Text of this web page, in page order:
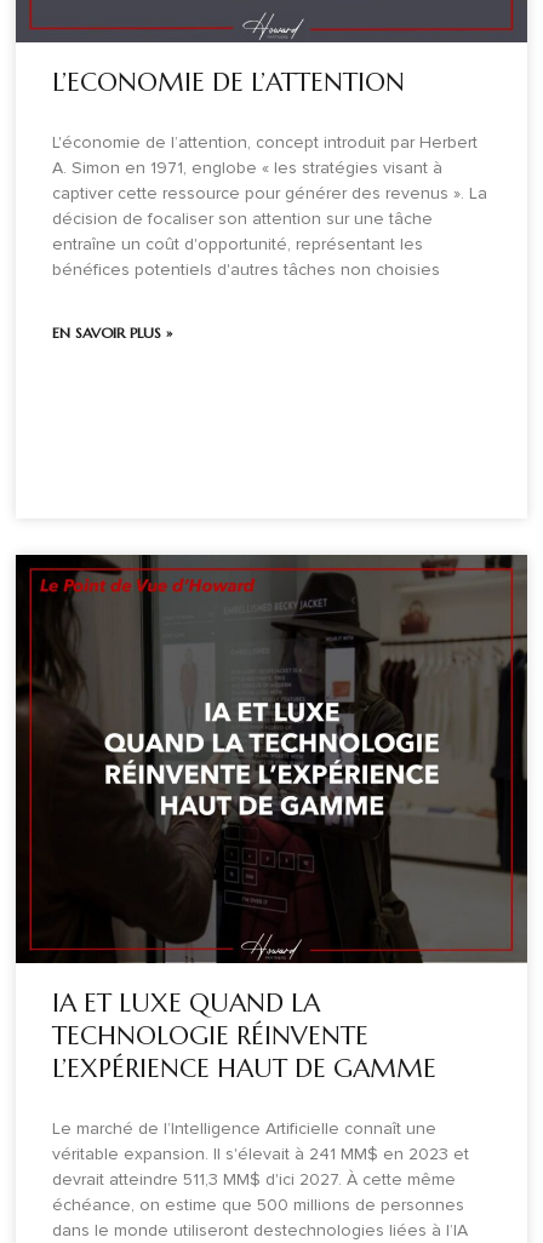
L’ECONOMIE DE L’ATTENTION
L'économie de l’attention, concept introduit par Herbert
A. Simon en 1971, englobe « les stratégies visant à
captiver cette ressource pour générer des revenus ». La
décision de focaliser son attention sur une tâche
entraîne un coût d'opportunité, représentant les
bénéfices potentiels d'autres tâches non choisies
EN SAVOIR PLUS »
IA ET LUXE QUAND LA
TECHNOLOGIE RÉINVENTE
L’EXPÉRIENCE HAUT DE GAMME
Le marché de l’Intelligence Artificielle connaît une
véritable expansion. Il s'élevait à 241 MM$ en 2023 et
devrait atteindre 511,3 MM$ d'ici 2027. À cette même
échéance, on estime que 500 millions de personnes
dans le monde utiliseront destechnologies liées à l’IA